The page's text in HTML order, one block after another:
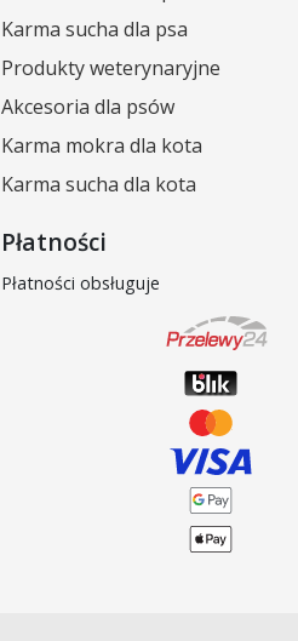
Karma sucha dla psa
Produkty weterynaryjne
Akcesoria dla psów
Karma mokra dla kota
Karma sucha dla kota
Płatności
Płatności obsługuje